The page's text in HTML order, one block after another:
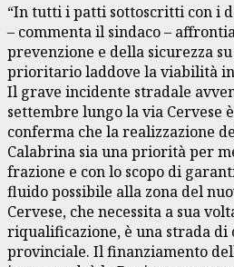
“In tutti i patti sottoscritti con i
– commenta il sindaco –
prevenzione e della sicurezza
prioritario laddove la viabilità
Il grave incidente stradale
settembre lungo la via Cervese
conferma che la realizzazione
Calabrina sia una priorità per
frazione e con lo scopo di
fluido possibile alla zona del
Cervese, che necessita a sua
riqualificazione, è una strada di
provinciale. Il finanziamento